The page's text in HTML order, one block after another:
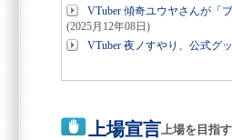
VTuber 傾奇ユウヤさんが「
(2025月12年08日)
VTuber 夜ノすやり、公式グ
上場宣言上場を目指